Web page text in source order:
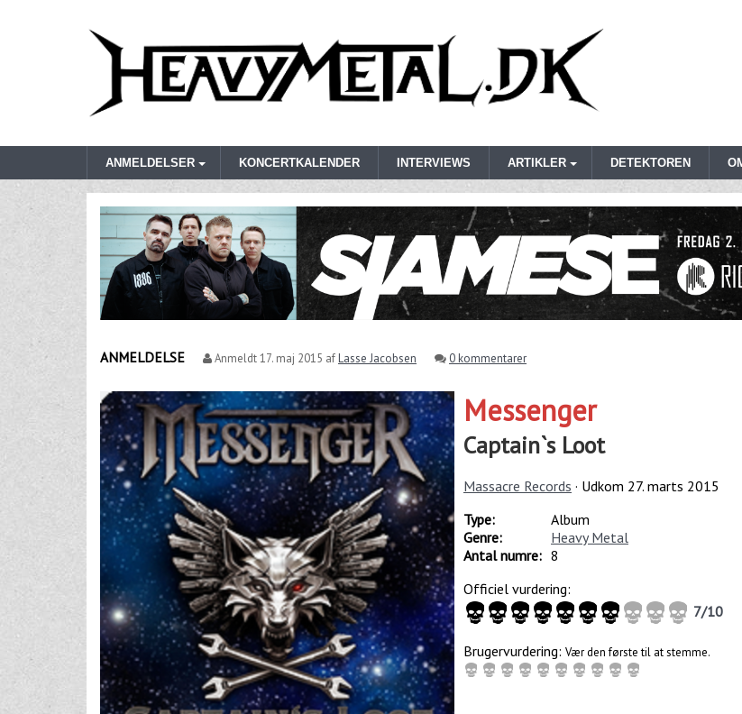
ANMELDELSER KONCERTKALENDER INTERVIEWS ARTIKLER DETEKTOREN
ANMELDELSE Anmeldt17. maj 2015 afLasse Jacobsen 0 kommentarer
Messenger
Captain`s Loot
Massacre Records · Udkom 27. marts 2015
Type:
Album
Genre:
Heavy Metal
Antal numre: 8
Officiel vurdering:
7/10
Brugervurdering: Vær den første til at stemme.